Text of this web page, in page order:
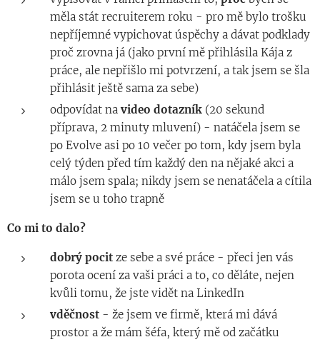
měla stát recruiterem roku - pro mě bylo trošku
nepříjemné vypichovat úspěchy a dávat podklady
proč zrovna já (jako první mě přihlásila Kája z
práce, ale nepřišlo mi potvrzení, a tak jsem se šla
přihlásit ještě sama za sebe)
odpovídat na video dotazník (20 sekund
příprava, 2 minuty mluvení) - natáčela jsem se
po Evolve asi po 10 večer po tom, kdy jsem byla
celý týden před tím každý den na nějaké akci a
málo jsem spala; nikdy jsem se nenatáčela a cítila
jsem se u toho trapně
Co mi to dalo?
dobrý pocit ze sebe a své práce - přeci jen vás
porota ocení za vaši práci a to, co děláte, nejen
kvůli tomu, že jste vidět na LinkedIn
vděčnost - že jsem ve firmě, která mi dává
prostor a že mám šéfa, který mě od začátku